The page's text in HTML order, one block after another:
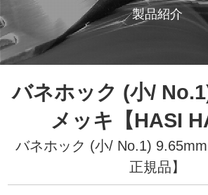
製品紹介
バネホック (小/
メッキ【HASI
バネホック (小/ No.1)
正規品】